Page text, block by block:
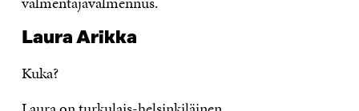
Laura Arikka
Kuka?